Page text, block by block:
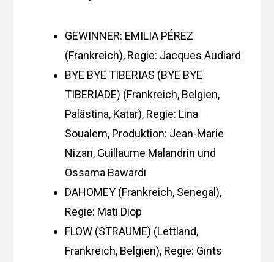
GEWINNER: EMILIA PÉREZ
(Frankreich), Regie: Jacques Audiard
BYE BYE TIBERIAS (BYE BYE
TIBERIADE) (Frankreich, Belgien,
Palästina, Katar), Regie: Lina
Soualem, Produktion: Jean-Marie
Nizan, Guillaume Malandrin und
Ossama Bawardi
DAHOMEY (Frankreich, Senegal),
Regie: Mati Diop
FLOW (STRAUME) (Lettland,
Frankreich, Belgien), Regie: Gints